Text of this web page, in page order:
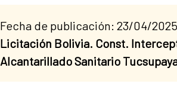
Fecha de publicación: 23/04/2025
Licitación Bolivia. Const.
Alcantarillado Sanitario